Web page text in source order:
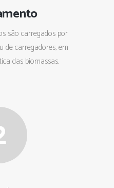
são carregados por
de carregadores, em
das biomassas.